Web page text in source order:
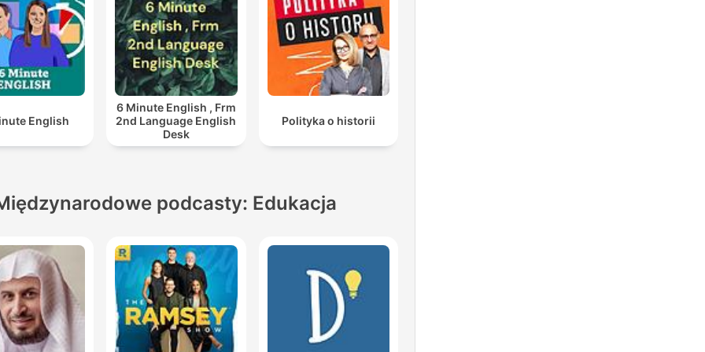
English
6 Minute English , Frm
2nd Language English
Desk
Polityka o historii
podcasty: Edukacja